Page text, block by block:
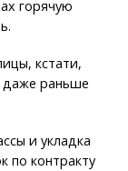
горячую
кстати,
даже раньше
и укладка
по контракту